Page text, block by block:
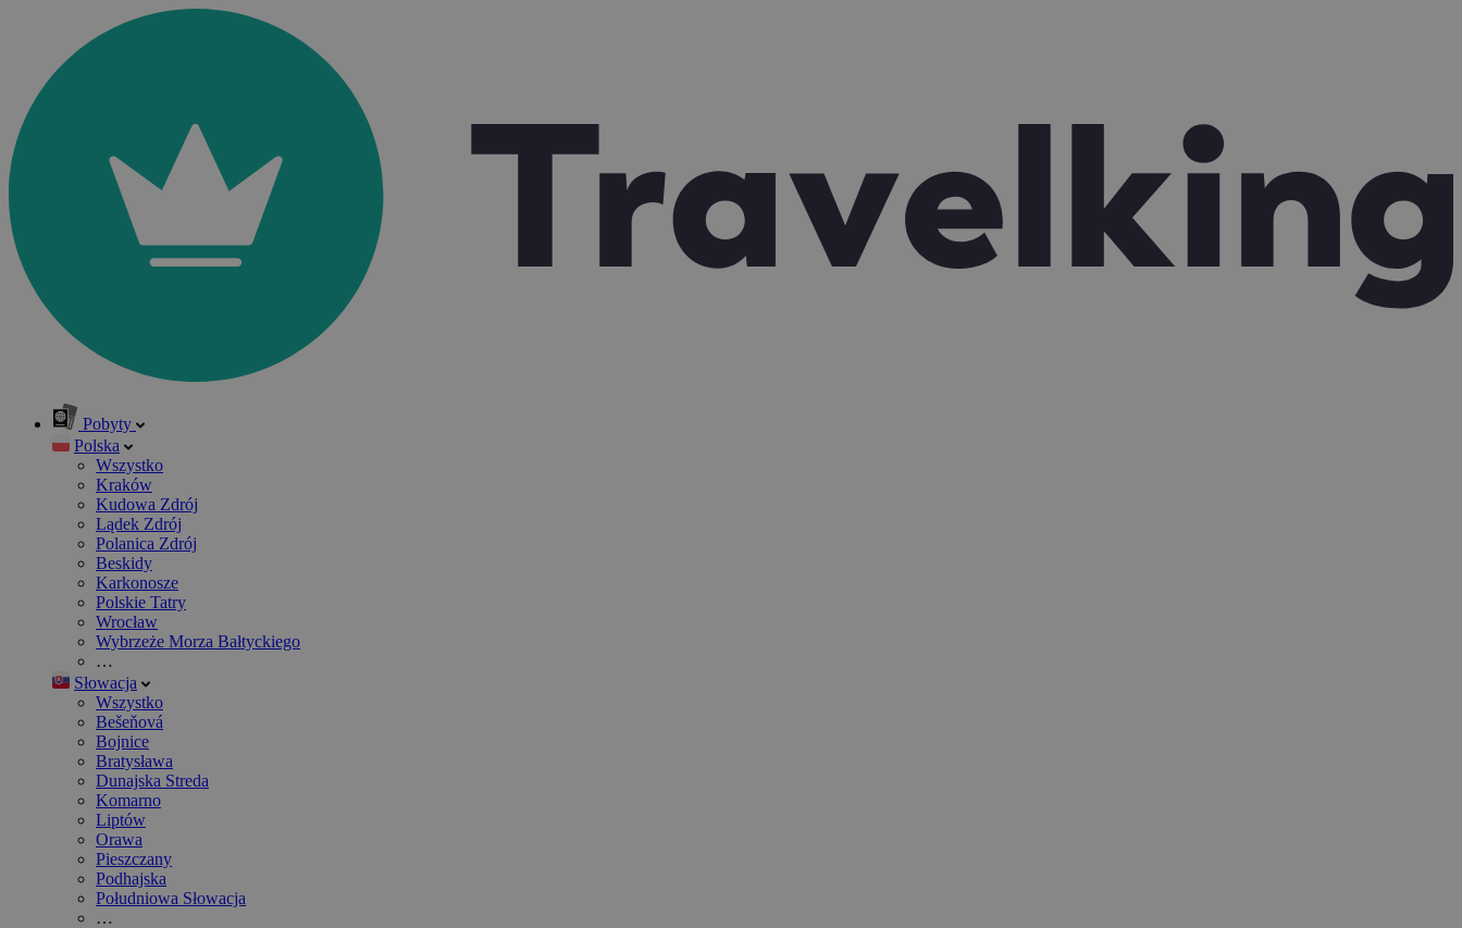
Pobyty
Polska
Wszystko
Kraków
Kudowa Zdrój
Lądek Zdrój
Polanica Zdrój
Beskidy
Karkonosze
Polskie Tatry
Wrocław
Wybrzeże Morza Bałtyckiego
…
Słowacja
Wszystko
Bešeňová
Bojnice
Bratysława
Dunajska Streda
Komarno
Liptów
Orawa
Pieszczany
Podhajska
Południowa Słowacja
…